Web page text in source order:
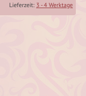
Lieferzeit: 3 - 4 Werktage